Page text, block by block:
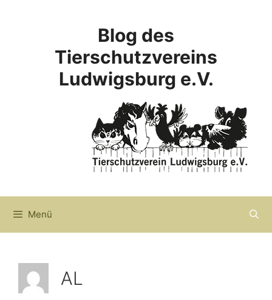
Blog des
Tierschutzvereins
Ludwigsburg e.V.
Menü
AL